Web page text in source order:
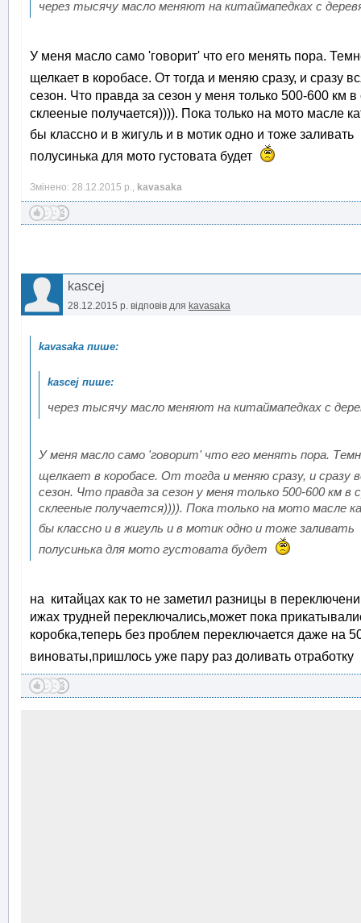
через тысячу масло меняют на китаймапедках с
У меня масло само 'говорит' что его менять пора.
щелкает в коробасе. От тогда и меняю сразу, и сразу
сезон. Что правда за сезон у меня только 500-600 км
склееные получается)))). Пока только на мото масле
бы классно и в жигуль и в мотик одно и тоже заливать
полусинька для мото густовата будет
Змінено: 28.12.2015 р., kavasaka
kascej
28.12.2015 р. відповів для kavasaka
через тысячу масло меняют на китаймапедках с
У меня масло само 'говорит' что его менять пора.
щелкает в коробасе. От тогда и меняю сразу, и сразу
сезон. Что правда за сезон у меня только 500-600 км
склееные получается)))). Пока только на мото масле
бы классно и в жигуль и в мотик одно и тоже заливать
полусинька для мото густовата будет
на китайцах как то не заметил разницы в
ижах трудней переключались,может пока
коробка,теперь без проблем переключается даже на
виноваты,пришлось уже пару раз доливать отработку